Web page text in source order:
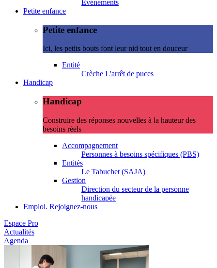
Evénements
Petite enfance
Petite enfance
Ici, les petits bouts font leur nid tout en douceur
Entité
Crèche L'arrêt de puces
Handicap
Handicap
Construire des réponses nouvelles à la hauteur des
besoins réels
Accompagnement
Personnes à besoins spécifiques (PBS)
Entités
Le Tabuchet (SAJA)
Gestion
Direction du secteur de la personne
handicapée
Emploi. Rejoignez-nous
Espace Pro
Actualités
Agenda